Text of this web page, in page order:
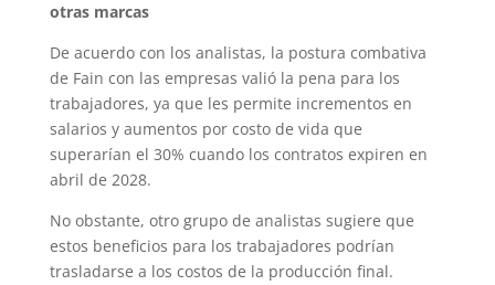
otras marcas
De acuerdo con los analistas, la postura combativa
de Fain con las empresas valió la pena para los
trabajadores, ya que les permite incrementos en
salarios y aumentos por costo de vida que
superarían el 30% cuando los contratos expiren en
abril de 2028.
No obstante, otro grupo de analistas sugiere que
estos beneficios para los trabajadores podrían
trasladarse a los costos de la producción final.